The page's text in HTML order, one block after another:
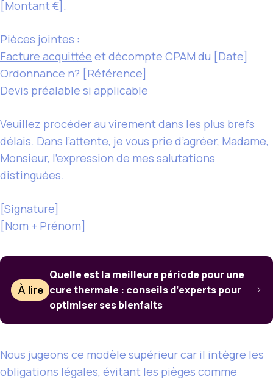
[Montant €].
Pièces jointes :
Facture acquittée et décompte CPAM du [Date]
Ordonnance n? [Référence]
Devis préalable si applicable
Veuillez procéder au virement dans les plus brefs
délais. Dans l’attente, je vous prie d’agréer, Madame,
Monsieur, l’expression de mes salutations
distinguées.
[Signature]
[Nom + Prénom]
À lire
Quelle est la meilleure période pour une
cure thermale : conseils d’experts pour
optimiser ses bienfaits
Nous jugeons ce modèle supérieur car il intègre les
obligations légales, évitant les pièges comme